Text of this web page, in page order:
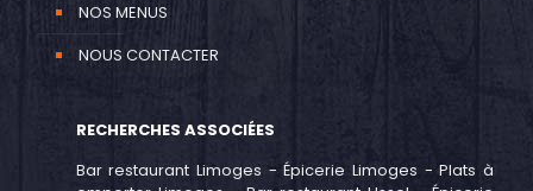
NOS MENUS
NOUS CONTACTER
RECHERCHES ASSOCIÉES
Bar restaurant Limoges -Épicerie Limoges -Plats à